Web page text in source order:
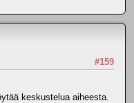
#159
keskustelua aiheesta.